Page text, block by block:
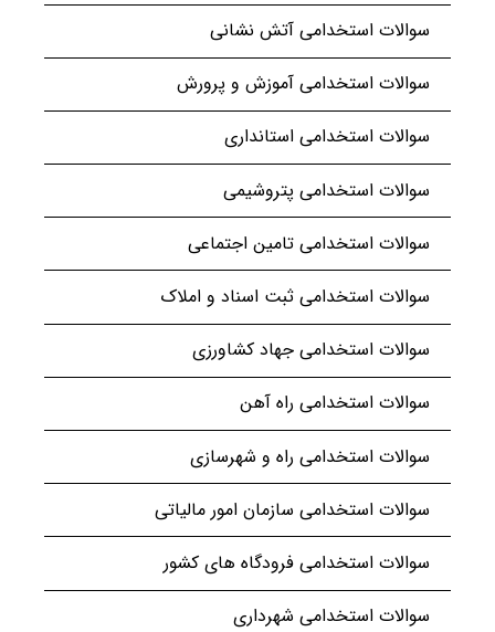
سوالات استخدامی آتش نشانی
سوالات استخدامی آموزش و پرورش
سوالات استخدامی استانداری
سوالات استخدامی پتروشیمی
سوالات استخدامی تامین اجتماعی
سوالات استخدامی ثبت اسناد و املاک
سوالات استخدامی جهاد کشاورزی
سوالات استخدامی راه آهن
سوالات استخدامی راه و شهرسازی
سوالات استخدامی سازمان امور مالیاتی
سوالات استخدامی فرودگاه های کشور
سوالات استخدامی شهرداری